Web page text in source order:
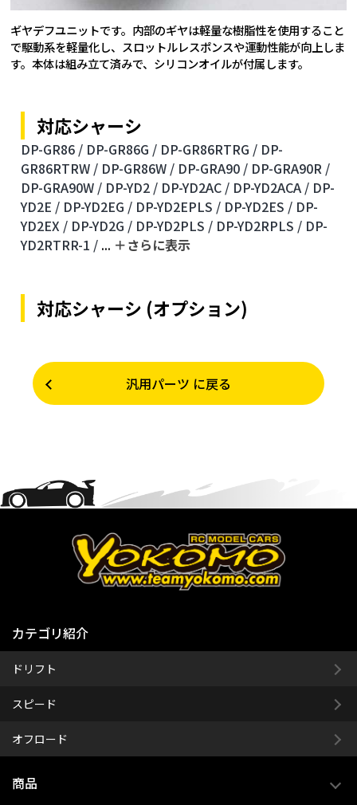
ギヤデフユニットです。内部のギヤは軽量な樹脂性を使用すること
で駆動系を軽量化し、スロットルレスポンスや運動性能が向上しま
す。本体は組み立て済みで、シリコンオイルが付属します。
対応シャーシ
DP-GR86 / DP-GR86G / DP-GR86RTRG / DP-
GR86RTRW / DP-GR86W / DP-GRA90 / DP-GRA90R /
DP-GRA90W / DP-YD2 / DP-YD2AC / DP-YD2ACA / DP-
YD2E / DP-YD2EG / DP-YD2EPLS / DP-YD2ES / DP-
YD2EX / DP-YD2G / DP-YD2PLS / DP-YD2RPLS / DP-
YD2RTRR-1 / ... ＋さらに表⽰
対応シャーシ (オプション)
汎用パーツ に戻る
カテゴリ紹介
ドリフト
スピード
オフロード
商品